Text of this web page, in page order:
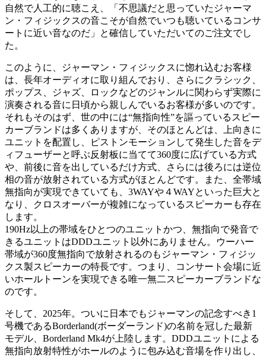
自然で人工的に聴こえ、「不思議だと思っていたジャーマ
ン・フィジックスの音こそが自然でいつも聴いているコンサ
ートに近い音なのだ」と確信していただいてのご注文でし
た。
このように、ジャーマン・フィジックスに惚れ込むお客様
は、長年オーディオに取り組んでおり、さらにクラシック、
ポップス、ジャズ、ロックなどのジャンルに関わらず実際に
演奏される音に日頃から親しんでいるお客様が多いのです。
それもそのはず、世の中には“無指向性”を謳っているスピー
カーブランドは多くありますが、そのほとんどは、上向きに
ユニットを配置し、ピストンモーションして発生した音をデ
ィフューザーと呼ぶ反射板に当てて360度に広げている方式
や、前後に音を出しているだけ方式、さらには後ろには逆位
相の音が放射されている方式がほとんどです。また、全帯域
無指向が実現できていても、3WAYや４WAYといった巨大と
なり、クロスオーバーが複雑になっているスピーカーも存在
します。
190Hz以上の帯域をひとつのユニットかつ、無指向で発音で
きるユニットはDDDユニット以外にありません。ウーハー
帯域が360度無指向で放射されるのもジャーマン・フィジッ
クス製スピーカーの特長です。つまり、コンサート会場に近
いホールトーンを実現できる唯一無二スピーカーブランドな
のです。
そして、2025年。ついに日本でもジャーマンの記念すべき1
号機であるBorderland(ボーダーランド)の名前を冠した最新
モデル、Borderland Mk4が上陸します。DDDユニットによる
無指向放射特性がホールのように包み込む音場を作り出し、